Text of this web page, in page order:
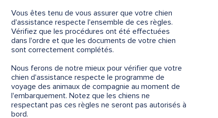
Vous êtes tenu de vous assurer que votre chien
d'assistance respecte l'ensemble de ces règles.
Vérifiez que les procédures ont été effectuées
dans l'ordre et que les documents de votre chien
sont correctement complétés.
Nous ferons de notre mieux pour vérifier que votre
chien d'assistance respecte le programme de
voyage des animaux de compagnie au moment de
l'embarquement. Notez que les chiens ne
respectant pas ces règles ne seront pas autorisés à
bord.